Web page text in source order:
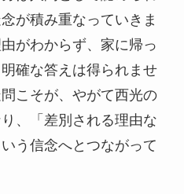
が積み重なっていきま
がわからず、家に帰っ
確な答えは得られませ
こそが、やがて西光の
、「差別される理由な
う信念へとつながって